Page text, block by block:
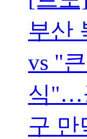
부산
vs "
식"…
구 만